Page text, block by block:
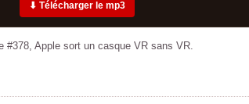
⬇ Télécharger le mp3
#378, Apple sort un casque VR sans VR.